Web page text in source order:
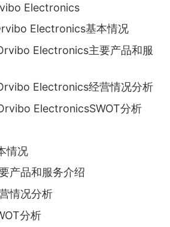
Electronics
Electronics基本情况
Electronics主要产品和服
Electronics经营情况分析
ElectronicsSWOT分析
情况
产品和服务介绍
情况分析
分析